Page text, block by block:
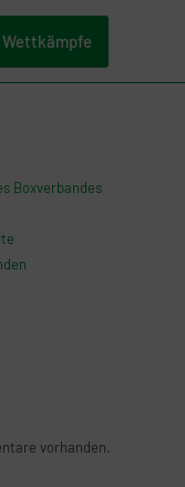
Wettkämpfe
Boxverbandes
vorhanden.